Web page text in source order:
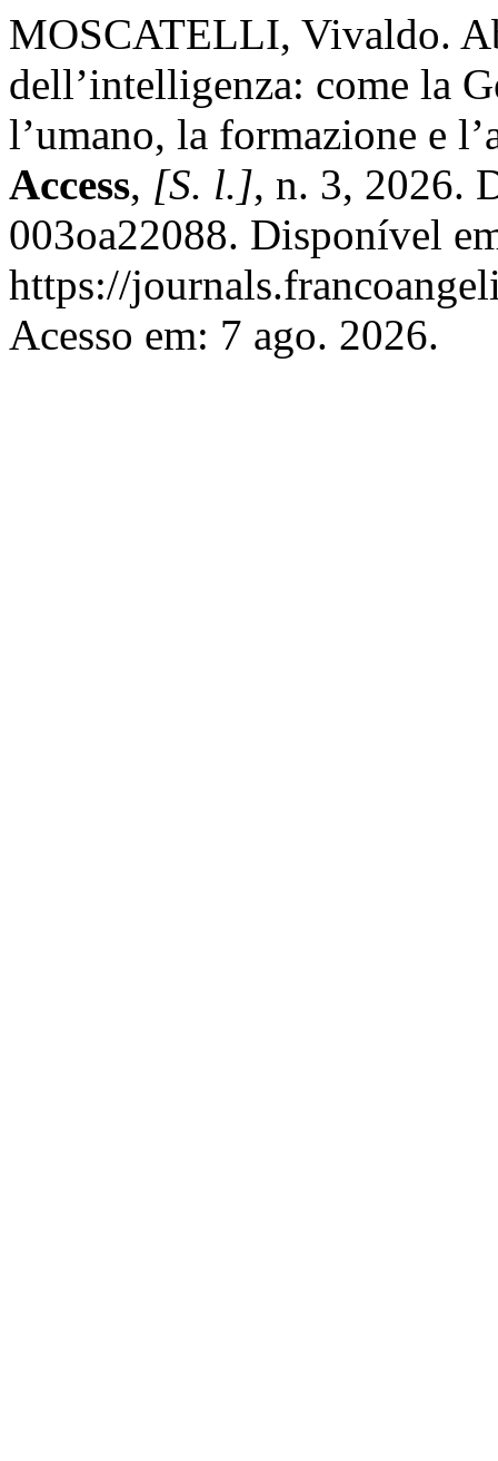
MOSCATELLI, Vivaldo.
dell’intelligenza: come la
l’umano, la formazione e
Access, [S. l.], n. 3, 2026.
003oa22088. Disponível
https://
Acesso em: 7 ago. 2026.